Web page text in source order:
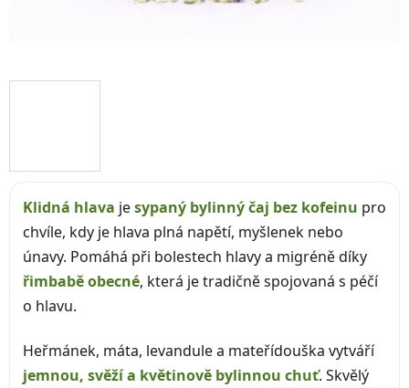
Klidná hlava jesypaný bylinný čaj bez kofeinu pro
chvíle, kdy je hlava plná napětí, myšlenek nebo
únavy. Pomáhá při bolestech hlavy a migréně díky
řimbabě obecné, která je tradičně spojovaná s péčí
o hlavu.
Heřmánek, máta, levandule a mateřídouška vytváří
jemnou, svěží a květinově bylinnou chuť. Skvělý